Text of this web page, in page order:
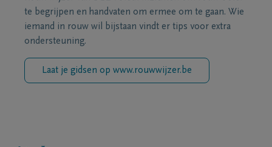
te begrijpen en handvaten om ermee om te gaan. Wie
iemand in rouw wil bijstaan vindt er tips voor extra
ondersteuning.
Laat je gidsen op www.rouwwijzer.be